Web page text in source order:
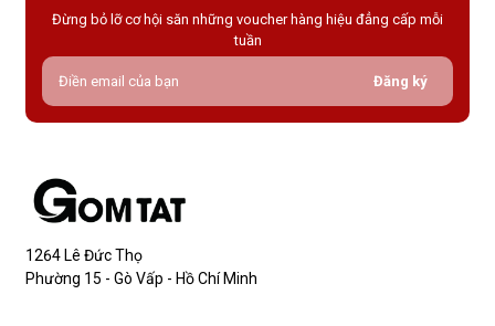
Đừng bỏ lỡ cơ hội săn những voucher hàng hiệu đẳng cấp mỗi
tuần
Đăng ký
1264 Lê Đức Thọ
Phường 15 - Gò Vấp - Hồ Chí Minh